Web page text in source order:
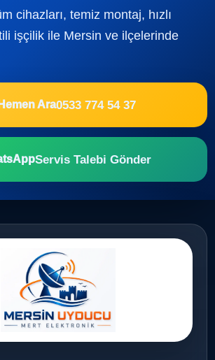
cihazları, temiz montaj, hızlı
işçilik ile Mersin ve ilçelerinde
Ara0533 774 54 37
Servis Talebi Gönder